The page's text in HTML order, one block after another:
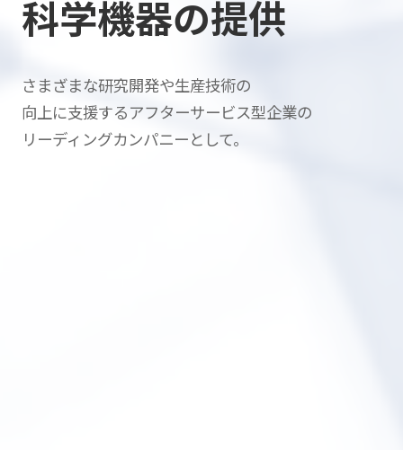
科学機器の提供
さまざまな研究開発や生産技術の
向上に支援するアフターサービス型企業の
リーディングカンパニーとして。